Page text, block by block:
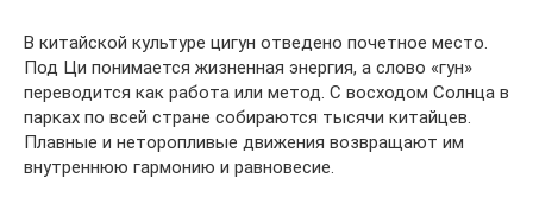
В китайской культуре цигун отведено почетное место.
Под Ци понимается жизненная энергия, а слово «гун»
переводится как работа или метод. С восходом Солнца в
парках по всей стране собираются тысячи китайцев.
Плавные и неторопливые движения возвращают им
внутреннюю гармонию и равновесие.